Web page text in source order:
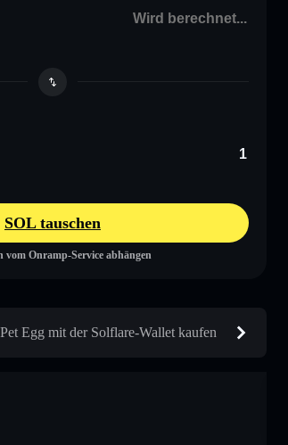
SOL tauschen
vom Onramp-Service abhängen
Egg mit der Solflare-Wallet kaufen